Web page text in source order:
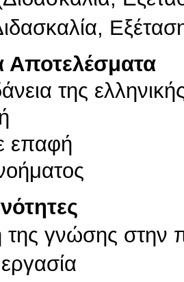
Αποτελέσματα
της
επαφή
γνώσης στην